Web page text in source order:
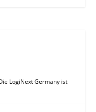
LogiNext Germany ist